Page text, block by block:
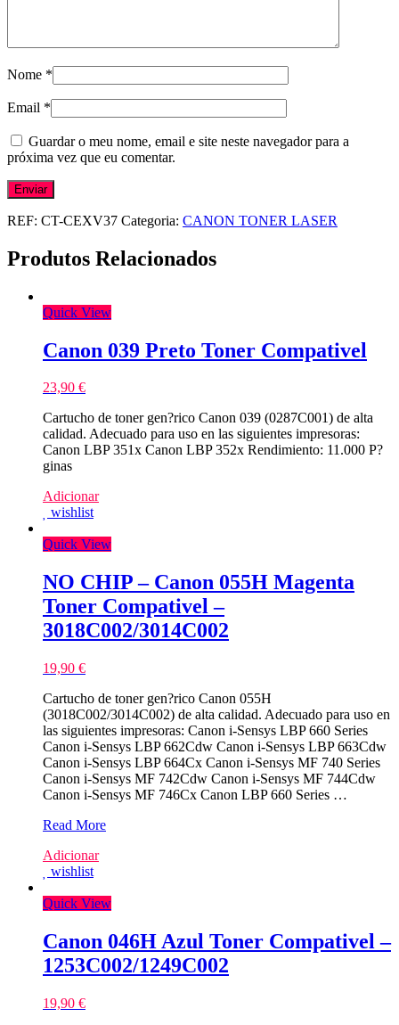
Nome *
Email *
Guardar o meu nome, email e site neste navegador para a
próxima vez que eu comentar.
REF: CT-CEXV37 Categoria: CANON TONER LASER
Produtos Relacionados
Quick View
Canon 039 Preto Toner Compativel
23,90 €
Cartucho de toner gen?rico Canon 039 (0287C001) de alta
calidad. Adecuado para uso en las siguientes impresoras:
Canon LBP 351x Canon LBP 352x Rendimiento: 11.000 P?
ginas
Adicionar
wishlist
Quick View
NO CHIP – Canon 055H Magenta
Toner Compativel –
3018C002/3014C002
19,90 €
Cartucho de toner gen?rico Canon 055H
(3018C002/3014C002) de alta calidad. Adecuado para uso en
las siguientes impresoras: Canon i-Sensys LBP 660 Series
Canon i-Sensys LBP 662Cdw Canon i-Sensys LBP 663Cdw
Canon i-Sensys LBP 664Cx Canon i-Sensys MF 740 Series
Canon i-Sensys MF 742Cdw Canon i-Sensys MF 744Cdw
Canon i-Sensys MF 746Cx Canon LBP 660 Series …
NO
–
Canon
Magenta
Compativel
–
3018C002/3014C002
Read More
Adicionar
wishlist
Quick View
Canon 046H Azul Toner Compativel –
1253C002/1249C002
19,90 €